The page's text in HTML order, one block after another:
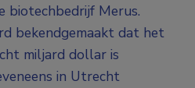
biotechbedrijf Merus.
bekendgemaakt dat het
miljard dollar is
in Utrecht